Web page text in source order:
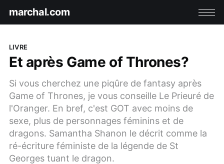
marchal.com
LIVRE
Et après Game of Thrones?
Si vous cherchez une piqûre de fantasy après
Game of Thrones, je vous conseille Le Prieuré de
l'Oranger. En bref, c'est GOT avec moins de
sexe, plus de personnages féminins et de
dragons. Samantha Shanon le décrit comme la
ré-écriture féministe de la légende de St
Georges tuant le dragon.